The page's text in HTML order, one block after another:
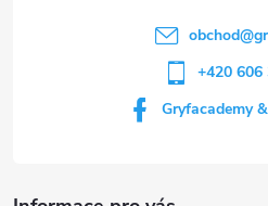
obchod@
+420 606
Gryfacademy